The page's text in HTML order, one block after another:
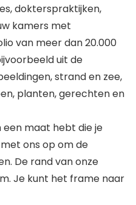
dokterspraktijken,
kamers met
van meer dan 20.000
uit de
strand en zee,
planten, gerechten en
een maat hebt die je
ons op om de
De rand van onze
Je kunt het frame naar